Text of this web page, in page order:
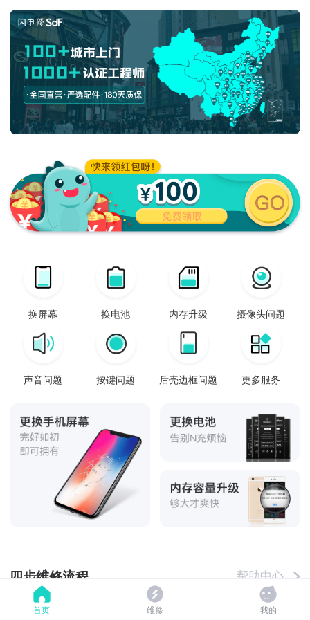
换屏幕 换电池 内存升级 摄像头问题
声音问题 按键问题 后壳边框问题 更多服务
四步维修流程 帮助中心
首页 维修 我的